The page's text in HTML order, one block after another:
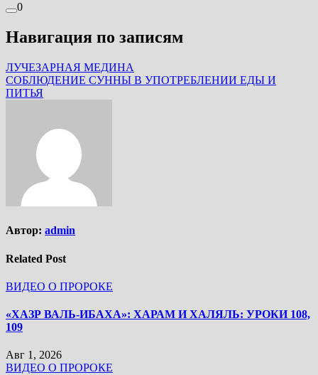
0
Навигация по записям
ЛУЧЕЗАРНАЯ МЕДИНА
СОБЛЮДЕНИЕ СУННЫ В УПОТРЕБЛЕНИИ ЕДЫ И
ПИТЬЯ
Автор: admin
Related Post
ВИДЕО О ПРОРОКЕ
«ХАЗР ВАЛЬ-ИБАХА»: ХАРАМ И ХАЛЯЛЬ: УРОКИ 108,
109
Авг 1, 2026
ВИДЕО О ПРОРОКЕ